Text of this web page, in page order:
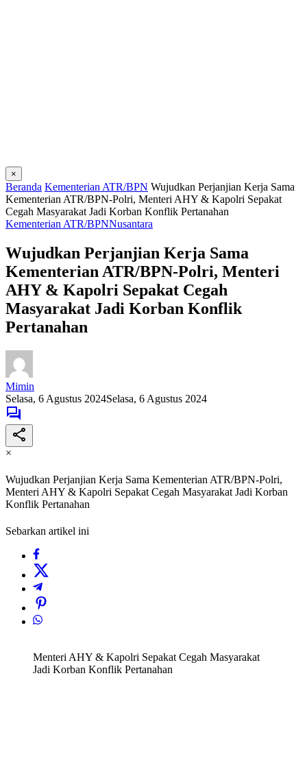
×
Beranda Kementerian ATR/BPN Wujudkan Perjanjian Kerja Sama
Kementerian ATR/BPN-Polri, Menteri AHY & Kapolri Sepakat
Cegah Masyarakat Jadi Korban Konflik Pertanahan
Kementerian ATR/BPNNusantara
Wujudkan Perjanjian Kerja Sama
Kementerian ATR/BPN-Polri, Menteri
AHY & Kapolri Sepakat Cegah
Masyarakat Jadi Korban Konflik
Pertanahan
Mimin
Selasa, 6 Agustus 2024Selasa, 6 Agustus 2024
×
Wujudkan Perjanjian Kerja Sama Kementerian ATR/BPN-Polri,
Menteri AHY & Kapolri Sepakat Cegah Masyarakat Jadi Korban
Konflik Pertanahan
Sebarkan artikel ini
Menteri AHY & Kapolri Sepakat Cegah Masyarakat
Jadi Korban Konflik Pertanahan